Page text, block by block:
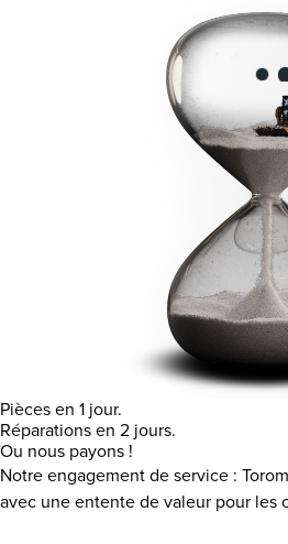
Pièces en 1 jour.
Réparations en 2 jours.
Ou nous payons !
Notre engagement de service :
avec une entente de valeur pour les